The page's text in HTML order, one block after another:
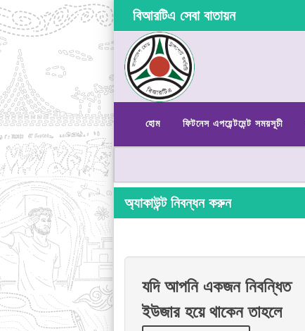
বিআরটিএ সেবা বাতায়ন
হোম ফিটনেস এপয়েন্টমেন্ট সময়সূচী
অ্যাকাউন্ট নিবন্ধন করুন
যদি আপনি একজন নিবন্ধিত
ইউজার হয়ে থাকেন তাহলে